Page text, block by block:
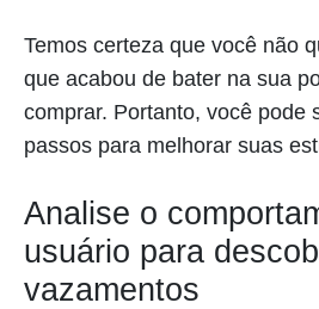
Temos certeza que você não
que acabou de bater na sua
comprar. Portanto, você pode
passos para melhorar suas
Analise o
usuário para
vazamentos